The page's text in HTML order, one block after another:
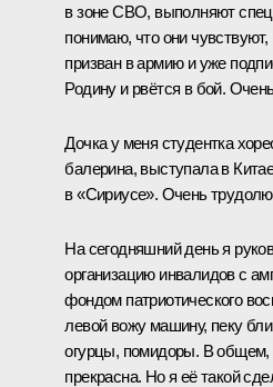
в зоне СВО, выполняют
понимаю, что они
призван в армию и уже
Родину и рвётся в бой.
Дочка у меня студентка
балерина, выступала в
в «Сириусе». Очень
На сегодняшний день я
организацию инвалидов с
фондом патриотического
левой вожу машину, пеку
огурцы, помидоры. В общем,
прекрасна. Но я её такой